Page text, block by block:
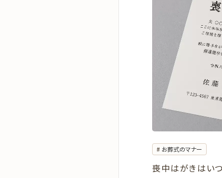
お葬式のマナー
喪中はがきはい